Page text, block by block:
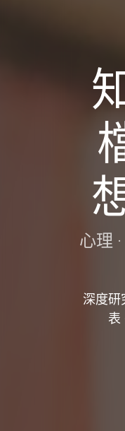
心理
深度研
表